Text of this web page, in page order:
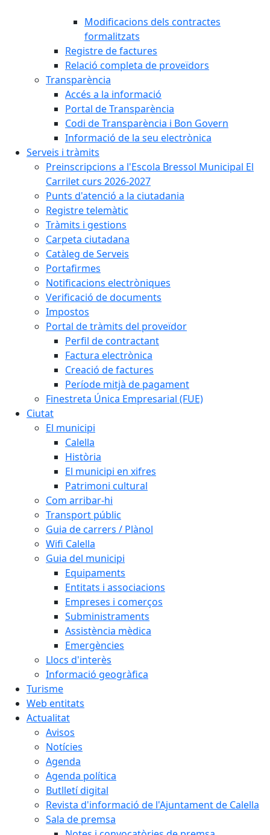
Modificacions dels contractes
formalitzats
Registre de factures
Relació completa de proveïdors
Transparència
Accés a la informació
Portal de Transparència
Codi de Transparència i Bon Govern
Informació de la seu electrònica
Serveis i tràmits
Preinscripcions a l'Escola Bressol Municipal El
Carrilet curs 2026-2027
Punts d'atenció a la ciutadania
Registre telemàtic
Tràmits i gestions
Carpeta ciutadana
Catàleg de Serveis
Portafirmes
Notificacions electròniques
Verificació de documents
Impostos
Portal de tràmits del proveïdor
Perfil de contractant
Factura electrònica
Creació de factures
Període mitjà de pagament
Finestreta Única Empresarial (FUE)
Ciutat
El municipi
Calella
Història
El municipi en xifres
Patrimoni cultural
Com arribar-hi
Transport públic
Guia de carrers / Plànol
Wifi Calella
Guia del municipi
Equipaments
Entitats i associacions
Empreses i comerços
Subministraments
Assistència mèdica
Emergències
Llocs d'interès
Informació geogràfica
Turisme
Web entitats
Actualitat
Avisos
Notícies
Agenda
Agenda política
Butlletí digital
Revista d'informació de l'Ajuntament de Calella
Sala de premsa